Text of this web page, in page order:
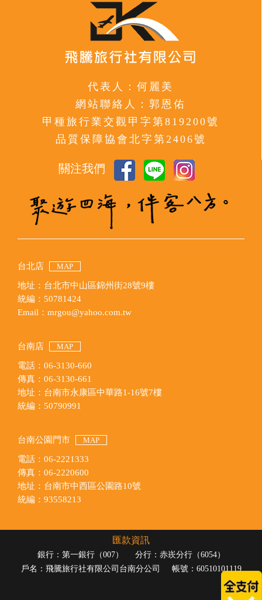
代表人：何麗美
網站聯絡人：郭恩佑
甲種旅行業交觀甲字第819200號
品質保障協會北字第2406號
關注我們
台北店 MAP
地址：台北市中山區錦州街28號9樓
統編：50781424
Email：mrgou@yahoo.com.tw
台南店 MAP
電話：06-3130-660
傳真：06-3130-661
地址：台南市永康區中華路1-16號7樓
統編：50790991
台南公園門市 MAP
電話：06-2221333
傳真：06-2220600
地址：台南市中西區公園路10號
統編：93558213
匯款資訊
銀行：第一銀行（007）
分行：赤崁分行（6054）
戶名：飛騰旅行社有限公司台南分公司
帳號：60510101119